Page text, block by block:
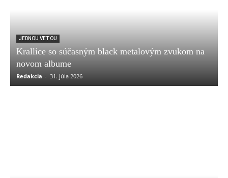
JEDNOU VETOU
Krallice so súčasným black metalovým zvukom na
novom albume
Redakcia - 31. júla 2026